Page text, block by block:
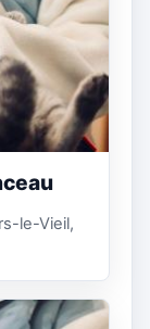
le-Vieil,